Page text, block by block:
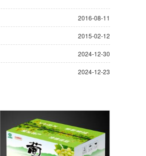
2016-08-11
2015-02-12
2024-12-30
2024-12-23